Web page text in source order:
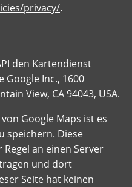
privacy/.
den Kartendienst
Google Inc., 1600
View, CA 94043, USA.
Google Maps ist es
speichern. Diese
an einen Server
und dort
Seite hat keinen